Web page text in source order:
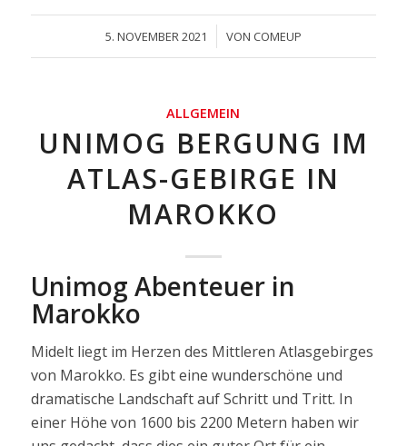
5. NOVEMBER 2021
/ VON COMEUP
ALLGEMEIN
UNIMOG BERGUNG IM
ATLAS-GEBIRGE IN
MAROKKO
Unimog Abenteuer in
Marokko
Midelt liegt im Herzen des Mittleren Atlasgebirges
von Marokko. Es gibt eine wunderschöne und
dramatische Landschaft auf Schritt und Tritt. In
einer Höhe von 1600 bis 2200 Metern haben wir